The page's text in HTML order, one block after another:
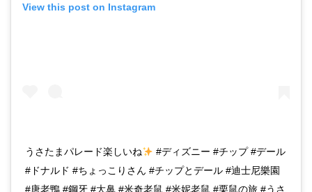
View this post on Instagram
うさたまパレード楽しいね
#ディズニー #チップ #デール
#ドナルド #ちょっこりさん #チップとデール #迪士尼樂園
#唐老鴨 #鋼牙 #大鼻 #米奇老鼠 #米妮老鼠 #栗鼠の旅 #うさ